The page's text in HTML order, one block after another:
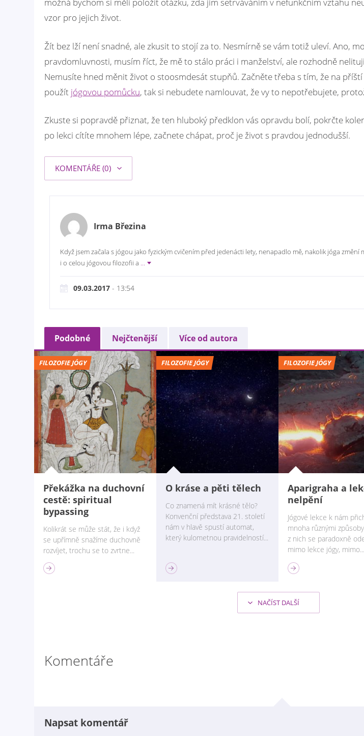
možná bychom si měli položit otázku, zda jim setrváváním v nefunkčním vztahu
vzor pro jejich život.
Žít bez lží není snadné, ale zkusit to stojí za to. Nesmírně se vám totiž uleví. Ano,
pravdomluvnosti, musím říct, že mě to stálo práci i manželství, ale rozhodně
Nemusíte hned měnit život o stoosmdesát stupňů. Začněte třeba s tím, že na
použít jógovou pomůcku, tak si nebudete namlouvat, že vy to nepotřebujete,
Zkuste si popravdě přiznat, že ten hluboký předklon vás opravdu bolí, pokrčte
po lekci cítíte mnohem lépe, začnete chápat, proč je život s pravdou jednodušší.
KOMENTÁŘE (0)
Irma Březina
Když jsem začala s jógou jako fyzickým cvičením před jedenácti lety, nenapadlo mě, nakolik jóga změní
i o celou jógovou filozofii a ...
09.03.2017 - 13:54
Podobné Nejčtenější Více od autora
FILOZOFIE JÓGY
Překážka na duchovní
cestě: spiritual
bypassing
Kolikrát se může stát, že i když
se upřímně snažíme duchovně
rozvíjet, trochu se to zvrtne...
FILOZOFIE JÓGY
O kráse a pěti tělech
Co znamená mít krásné tělo?
Konvenční představa 21. století
nám v hlavě spustí automat,
který kulometnou pravidelností...
FILOZOFIE JÓGY
Aparigraha a
nelpění
Jógové lekce k nám
mnoha různými
z nich se paradoxně
mimo lekce jógy, mimo...
Nenásilí po druhé –
Ahimsa II.
FILOZOFIE JÓGY
NAČÍST DALŠÍ
Komentáře
Napsat komentář